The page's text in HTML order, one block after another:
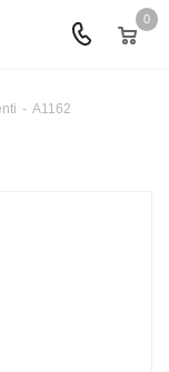
0
- А1162